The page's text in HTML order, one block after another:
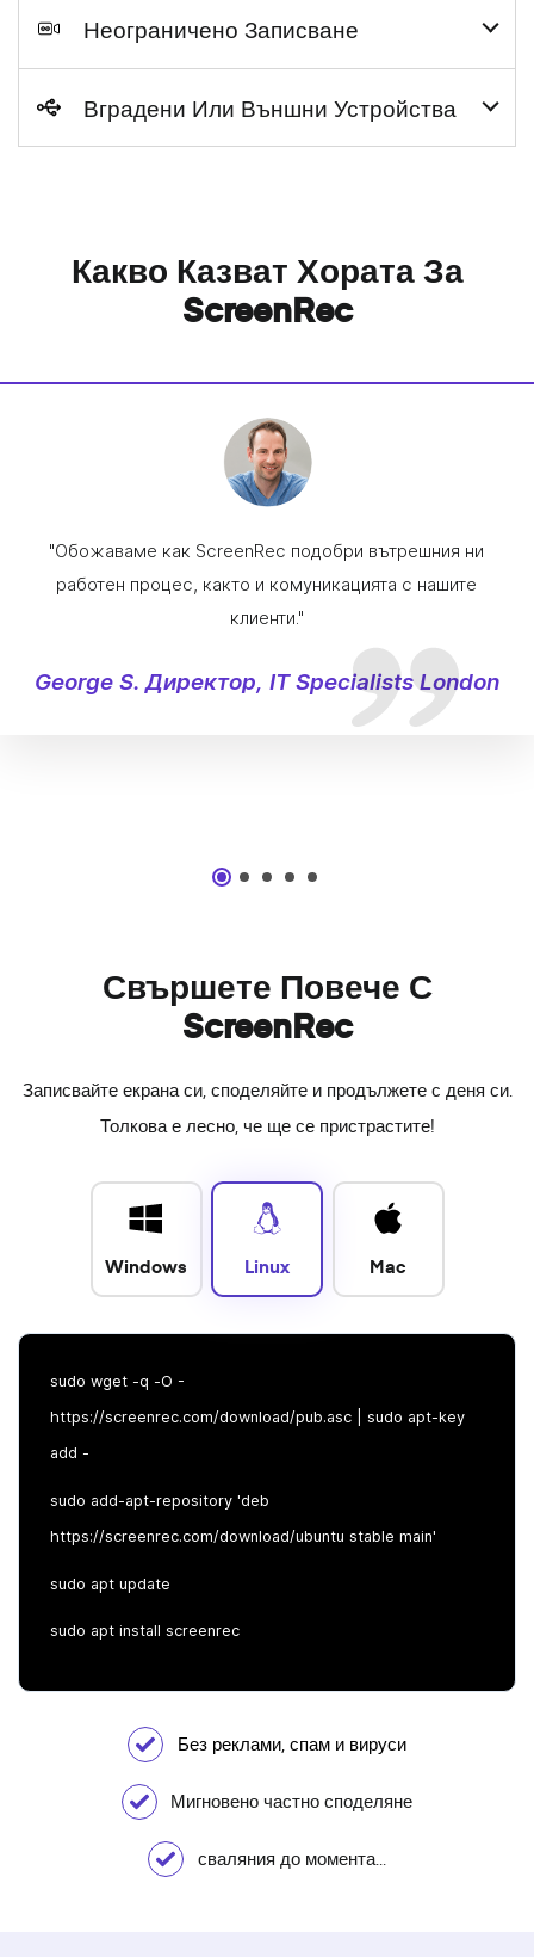
Неограничено Записване
Вградени Или Външни Устройства
Какво Казват Хората За
ScreenRec
"Обожаваме как ScreenRec подобри вътрешния ни
работен процес, както и комуникацията с нашите
клиенти."
George S. Директор, IT Specialists London
Свършете Повече С
ScreenRec
Записвайте екрана си, споделяйте и продължете с деня си.
Толкова е лесно, че ще се пристрастите!
Windows Linux Mac
sudo wget -q -O -
https://screenrec.com/download/pub.asc | sudo apt-key
add -
sudo add-apt-repository 'deb
https://screenrec.com/download/ubuntu stable main'
sudo apt update
sudo apt install screenrec
Без реклами, спам и вируси
Мигновено частно споделяне
сваляния до момента...